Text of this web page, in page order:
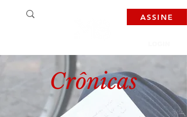
ASSINE
Crônicas